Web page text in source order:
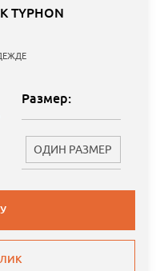
TYPHON
Размер:
ОДИН РАЗМЕР